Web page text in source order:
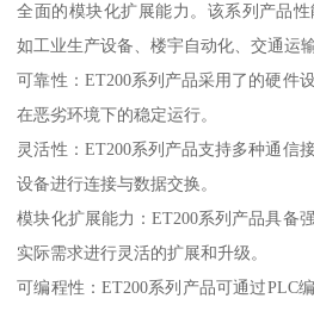
全面的模块化扩展能力。该系列产品
如工业生产设备、楼宇自动化、交通运
可靠性：ET200系列产品采用了的硬件
在恶劣环境下的稳定运行。
灵活性：ET200系列产品支持多种通信
设备进行连接与数据交换。
模块化扩展能力：ET200系列产品具备
实际需求进行灵活的扩展和升级。
可编程性：ET200系列产品可通过PLC